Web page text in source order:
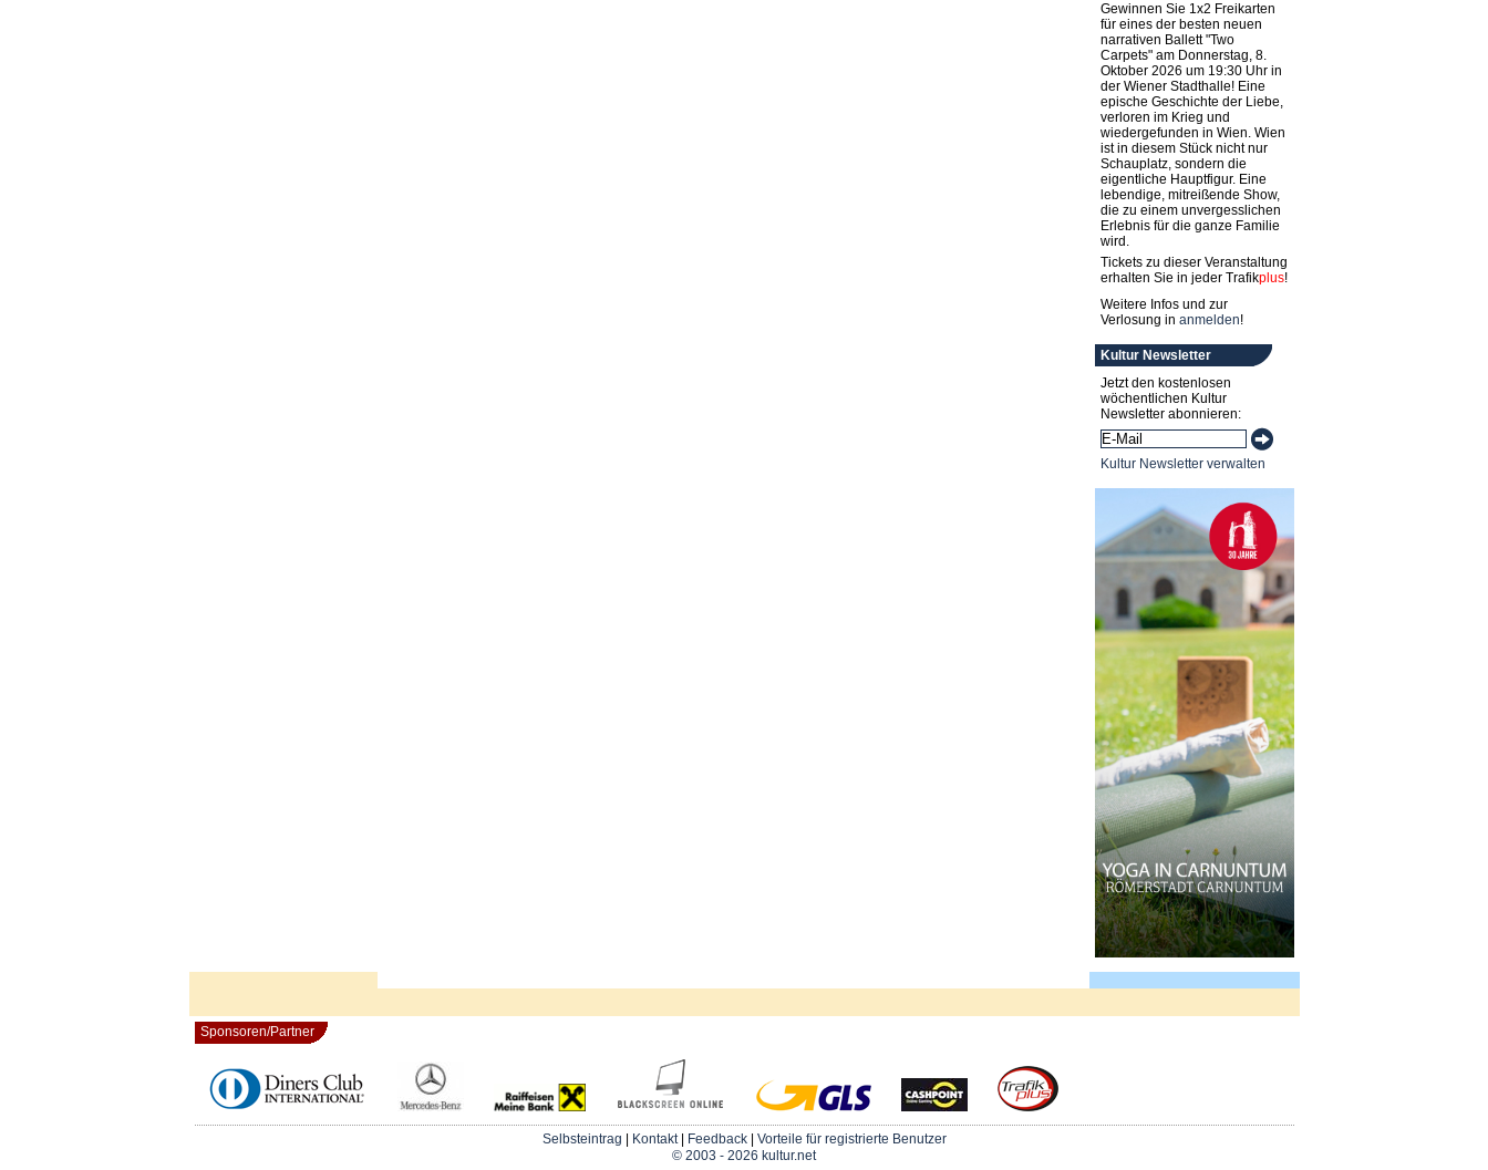
Gewinnen Sie 1x2 Freikarten
für eines der besten neuen
narrativen Ballett "Two
Carpets" am Donnerstag, 8.
Oktober 2026 um 19:30 Uhr in
der Wiener Stadthalle! Eine
epische Geschichte der Liebe,
verloren im Krieg und
wiedergefunden in Wien. Wien
ist in diesem Stück nicht nur
Schauplatz, sondern die
eigentliche Hauptfigur. Eine
lebendige, mitreißende Show,
die zu einem unvergesslichen
Erlebnis für die ganze Familie
wird.
Tickets zu dieser Veranstaltung
erhalten Sie in jeder Trafikplus!
Weitere Infos und zur
Verlosung in anmelden!
Kultur Newsletter
Jetzt den kostenlosen
wöchentlichen Kultur
Newsletter abonnieren:
Kultur Newsletter verwalten
Sponsoren/Partner
Selbsteintrag Kontakt| Feedback| Vorteile für registrierte Benutzer
© 2003 - 2026 kultur.net